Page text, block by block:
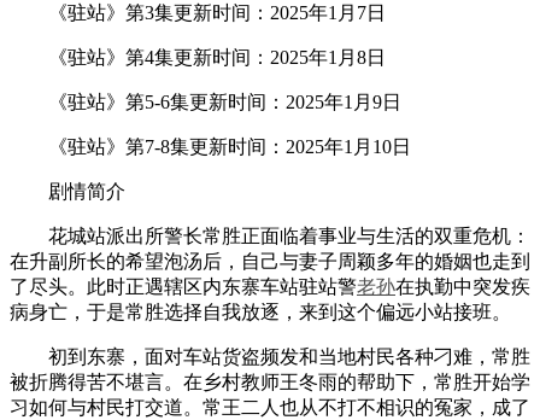
《驻站》第3集更新时间：2025年1月7日
《驻站》第4集更新时间：2025年1月8日
《驻站》第5-6集更新时间：2025年1月9日
《驻站》第7-8集更新时间：2025年1月10日
剧情简介
花城站派出所警长常胜正面临着事业与生活的双重危机：
在升副所长的希望泡汤后，自己与妻子周颖多年的婚姻也走到
了尽头。此时正遇辖区内东寨车站驻站警老孙在执勤中突发疾
病身亡，于是常胜选择自我放逐，来到这个偏远小站接班。
初到东寨，面对车站货盗频发和当地村民各种刁难，常胜
被折腾得苦不堪言。在乡村教师王冬雨的帮助下，常胜开始学
习如何与村民打交道。常王二人也从不打不相识的冤家，成了